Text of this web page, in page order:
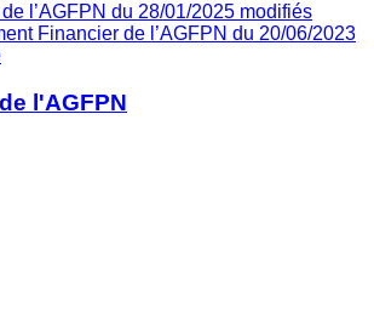
l’AGFPN du 28/01/2025 modifiés
Financier de l’AGFPN du 20/06/2023
l'AGFPN